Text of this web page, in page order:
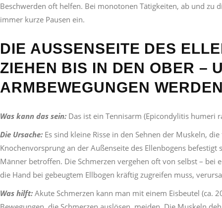
Beschwerden oft helfen. Bei monotonen Tätigkeiten, ab und zu
immer kurze Pausen ein.
DIE AUSSENSEITE DES
IEHEN BIS IN DEN OBER –
RMBEWEGUNGEN WERDEN
Was kann das sein: Das ist ein Tennisarm (Epicondylitis humeri
Die Ursache: Es sind kleine Risse in den Sehnen der Muskeln,
Knochenvorsprung an der Außenseite des Ellenbogens
Männer betroffen. Die Schmerzen vergehen oft von selbst –
die Hand bei gebeugtem Ellbogen kräftig zugreifen muss,
Was hilft: Akute Schmerzen kann man mit einem Eisbeutel (ca.